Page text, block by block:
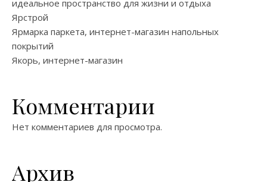
идеальное пространство для жизни и отдыха
Ярстрой
Ярмарка паркета, интернет-магазин напольных
покрытий
Якорь, интернет-магазин
Комментарии
Нет комментариев для просмотра.
Архив